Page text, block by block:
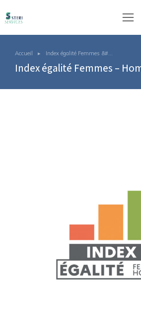
Vous êtes ici :
Accueil Index égalité Femmes &#…
Index égalité Femmes –